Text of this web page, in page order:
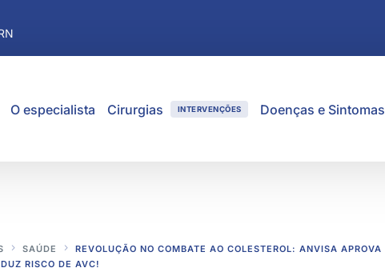
O especialista Cirurgias INTERVENÇÕES Doenças e Sintomas
SAÚDE
REVOLUÇÃO NO COMBATE AO COLESTEROL: ANVISA APROVA
RISCO DE AVC!